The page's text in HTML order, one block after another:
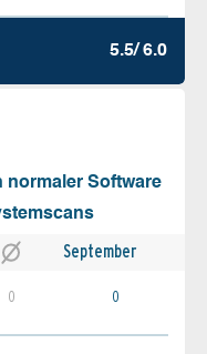
5.5/ 6.0
normaler Software
September
0 0